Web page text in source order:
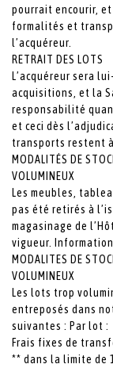
pourrait encourir,
formalités et
l’acquéreur.
RETRAIT DES LOTS
L’acquéreur sera
acquisitions, et la
responsabilité
et ceci dès
transports restent
MODALITÉS DE
VOLUMINEUX
Les meubles,
pas été retirés à
magasinage de
vigueur.
MODALITES DE
VOLUMINEUX
Les lots trop
entreposés dans
suivantes : Par lot :
Frais fixes de
** dans la limite de